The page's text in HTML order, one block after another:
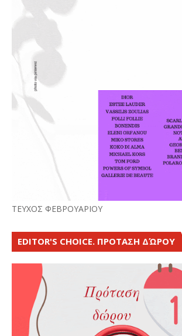
ΤΕΥΧΟΣ ΦΕΒΡΟΥΑΡΙΟΥ
EDITOR'S CHOICE. ΠΡΟΤΑΣΗ ΔΏΡΟΥ